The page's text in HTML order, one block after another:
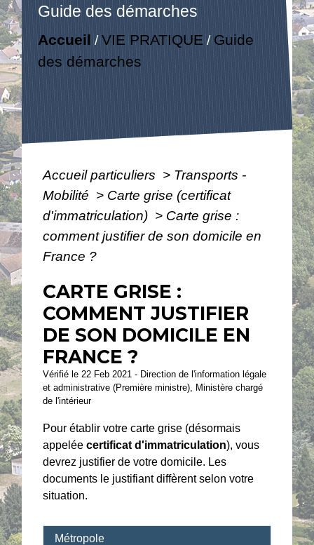
Guide des démarches
Accueil /VIE PRATIQUE / Guide
des démarches
Accueil particuliers > Transports -
Mobilité > Carte grise (certificat
d'immatriculation) > Carte grise :
comment justifier de son domicile en
France ?
CARTE GRISE :
COMMENT JUSTIFIER
DE SON DOMICILE EN
FRANCE ?
Vérifié le 22 Feb 2021 - Direction de l'information légale
et administrative (Première ministre), Ministère chargé
de l'intérieur
Pour établir votre carte grise (désormais
appeléecertificat d'immatriculation), vous
devrez justifier de votre domicile. Les
documents le justifiant diffèrent selon votre
situation.
Métropole